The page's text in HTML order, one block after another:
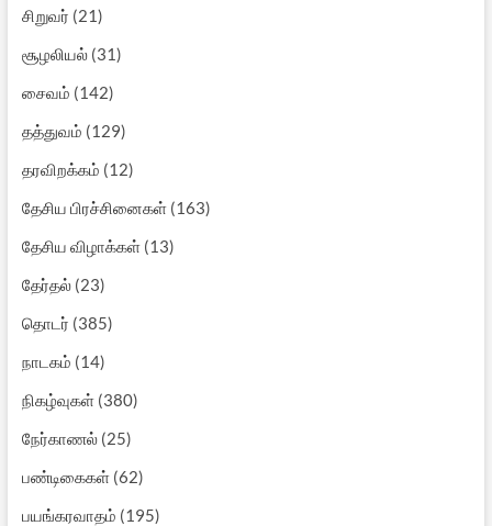
சிறுவர் (21)
சூழலியல்(31)
சைவம் (142)
தத்துவம் (129)
தரவிறக்கம் (12)
தேசிய பிரச்சினைகள்(163)
தேசிய விழாக்கள்(13)
தேர்தல்(23)
தொடர் (385)
நாடகம் (14)
நிகழ்வுகள்(380)
நேர்காணல்(25)
பண்டிகைகள்(62)
பயங்கரவாதம் (195)